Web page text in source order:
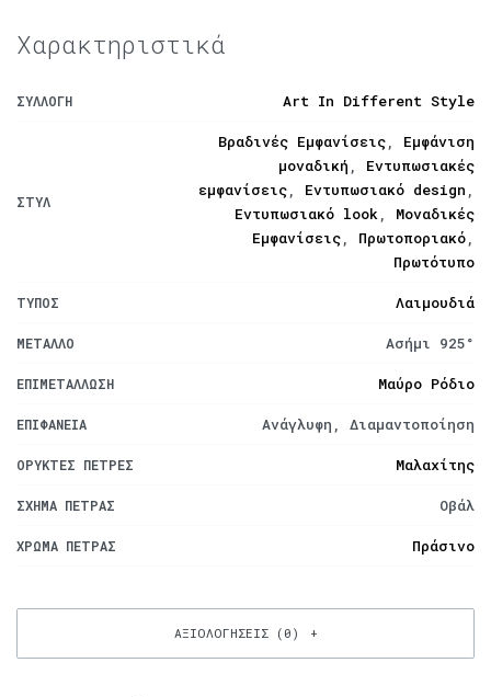
Χαρακτηριστικά
ΣΥΛΛΟΓΉ Art In Different Style
ΣΤΥΛ
Βραδινές Εμφανίσεις, Εμφάνιση
μοναδική , Εντυπωσιακές
εμφανίσεις, Εντυπωσιακό design ,
Εντυπωσιακό look, Μοναδικές
Εμφανίσεις, Πρωτοποριακό,
Πρωτότυπο
ΤΎΠΟΣ Λαιμουδιά
ΜΈΤΑΛΛΟ Ασήμι 925°
ΕΠΙΜΕΤΆΛΛΩΣΗ Μαύρο Ρόδιο
ΕΠΙΦΆΝΕΙΑ Ανάγλυφη, Διαμαντοποίηση
ΟΡΥΚΤΈΣ ΠΈΤΡΕΣ Μαλαχίτης
ΣΧΉΜΑ ΠΈΤΡΑΣ Οβάλ
ΧΡΏΜΑ ΠΈΤΡΑΣ Πράσινο
ΑΞΙΟΛΟΓΉΣΕΙΣ (0)